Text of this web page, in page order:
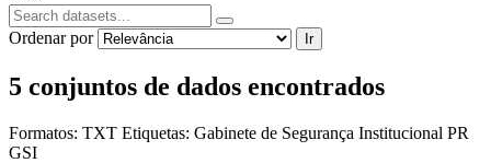
Ordenar por Ir
5 conjuntos de dados encontrados
Formatos: TXT Etiquetas: Gabinete de Segurança Institucional PR
GSI